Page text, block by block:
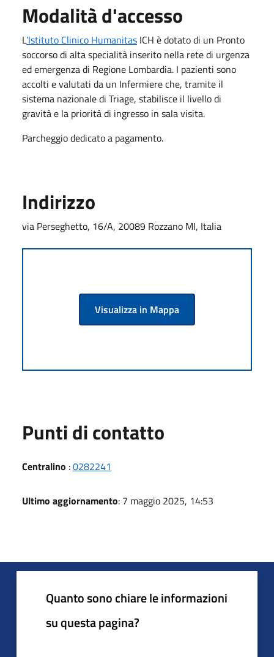
Modalità d'accesso
L’Istituto Clinico Humanitas ICH è dotato di un Pronto
soccorso di alta specialità inserito nella rete di urgenza
ed emergenza di Regione Lombardia. I pazienti sono
accolti e valutati da un Infermiere che, tramite il
sistema nazionale di Triage, stabilisce il livello di
gravità e la priorità di ingresso in sala visita.
Parcheggio dedicato a pagamento.
Indirizzo
via Perseghetto, 16/A, 20089 Rozzano MI, Italia
Visualizza in Mappa
Punti di contatto
Centralino :0282241
Ultimo aggiornamento: 7 maggio 2025, 14:53
Quanto sono chiare le informazioni
su questa pagina?